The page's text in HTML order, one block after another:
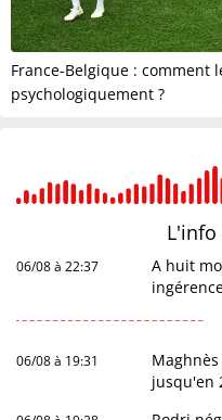
France-Belgique : comment
psychologiquement ?
L'info
06/08 à 22:37
A huit
06/08 à 19:31
jusqu'en